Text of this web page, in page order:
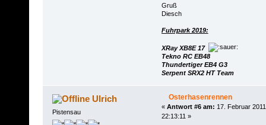
Gruß
Diesch
Fuhrpark 2019:
XRay XB8E 17
Tekno RC EB48
Thundertiger EB4 G3
Serpent SRX2 HT Team
Ulrich
Pistensau
Osterhasenrennen
« Antwort #6 am: 17. Februar
22:13:11 »